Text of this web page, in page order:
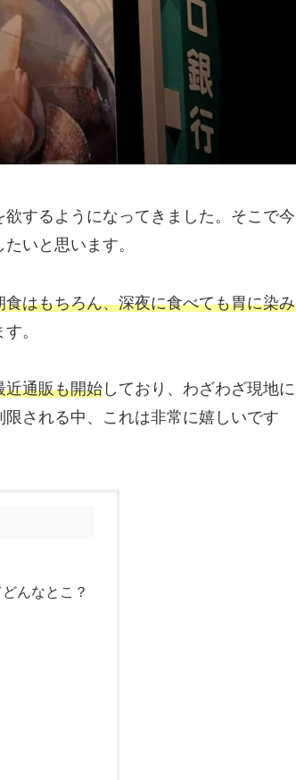
するようになってきました。そこで今
いと思います。
食はもちろん、深夜に食べても胃に染み
。
近通販も開始 しており、わざわざ現地に
される中、これは非常に嬉しいです
んなとこ？